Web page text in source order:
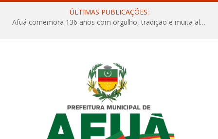
ÚLTIMAS PUBLICAÇÕES:
Afuá comemora 136 anos com orgulho, tradição e muita alegria na Quadra Dr. Nelson Salomão